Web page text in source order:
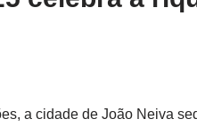
a cidade de João Neiva